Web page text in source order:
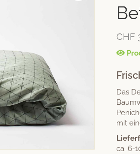
CHF
Das
mit
ca. 6-